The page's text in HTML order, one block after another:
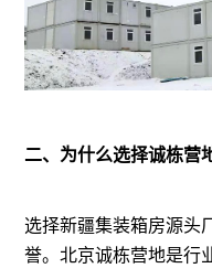
二、为什么选择诚栋营
选择新疆集装箱房源头
誉。北京诚栋营地是行